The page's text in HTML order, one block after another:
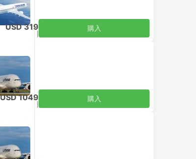
USD 319 購入
USD 1049 購入